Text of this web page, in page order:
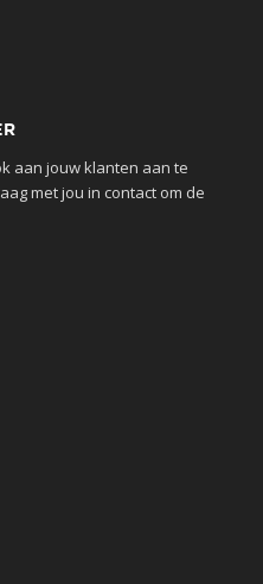
aan jouw klanten aan te
met jou in contact om de